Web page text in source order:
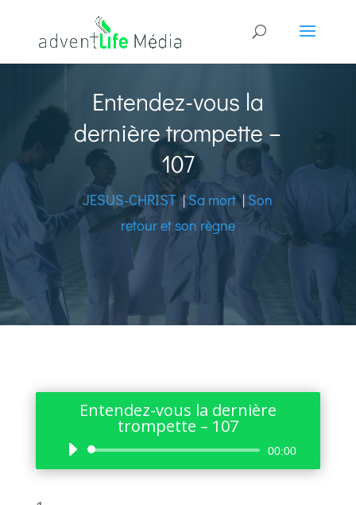
Entendez-vous la
dernière trompette –
107
JESUS-CHRIST|Sa mort| Son
retour et son règne
Entendez-vous la dernière
trompette – 107
Lecteur
audio
00:00